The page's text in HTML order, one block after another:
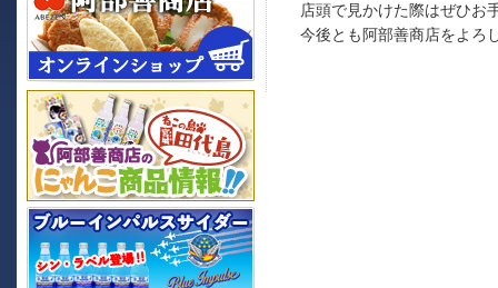
店頭で見かけた際はぜひお
今後とも阿部善商店をよろ